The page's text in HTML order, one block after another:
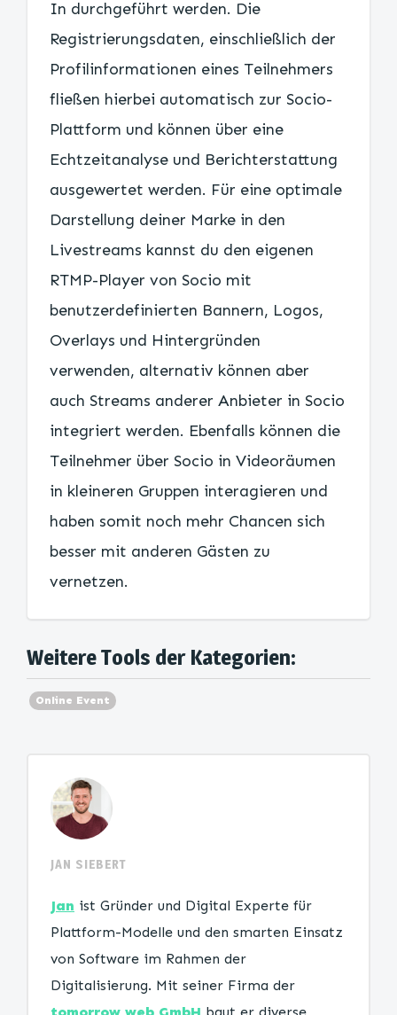
In durchgeführt werden. Die
Registrierungsdaten, einschließlich der
Profilinformationen eines Teilnehmers
fließen hierbei automatisch zur Socio-
Plattform und können über eine
Echtzeitanalyse und Berichterstattung
ausgewertet werden. Für eine optimale
Darstellung deiner Marke in den
Livestreams kannst du den eigenen
RTMP-Player von Socio mit
benutzerdefinierten Bannern, Logos,
Overlays und Hintergründen
verwenden, alternativ können aber
auch Streams anderer Anbieter in Socio
integriert werden. Ebenfalls können die
Teilnehmer über Socio in Videoräumen
in kleineren Gruppen interagieren und
haben somit noch mehr Chancen sich
besser mit anderen Gästen zu
vernetzen.
Weitere Tools der Kategorien:
Online Event
JAN SIEBERT
Jan ist Gründer und Digital Experte für
Plattform-Modelle und den smarten Einsatz
von Software im Rahmen der
Digitalisierung. Mit seiner Firma der